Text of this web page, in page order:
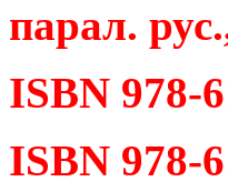
парал.
ISBN 978-
ISBN 978-